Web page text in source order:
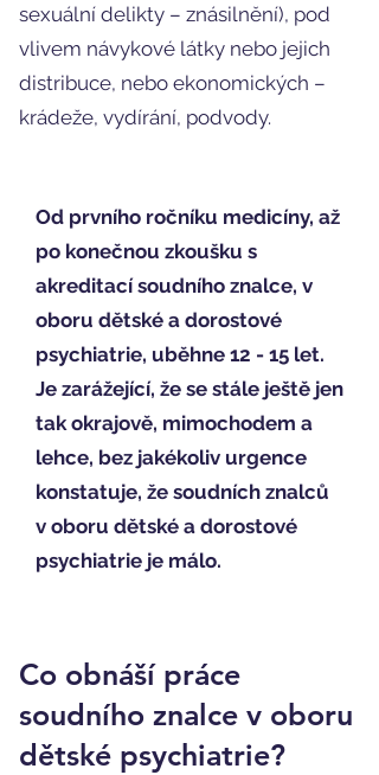
sexuální delikty – znásilnění), pod
vlivem návykové látky nebo jejich
distribuce, nebo ekonomických –
krádeže, vydírání, podvody.
Od prvního ročníku medicíny, až
po konečnou zkoušku s
akreditací soudního znalce, v
oboru dětské a dorostové
psychiatrie, uběhne 12 - 15 let.
Je zarážející, že se stále ještě jen
tak okrajově, mimochodem a
lehce, bez jakékoliv urgence
konstatuje, že soudních znalců
v oboru dětské a dorostové
psychiatrie je málo.
Co obnáší práce
soudního znalce v oboru
dětské psychiatrie?